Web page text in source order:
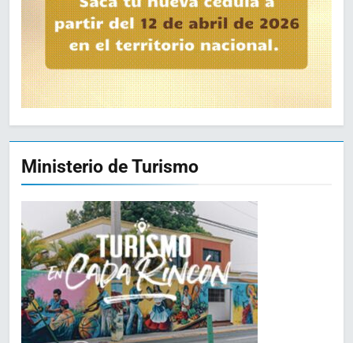
Ministerio de Turismo